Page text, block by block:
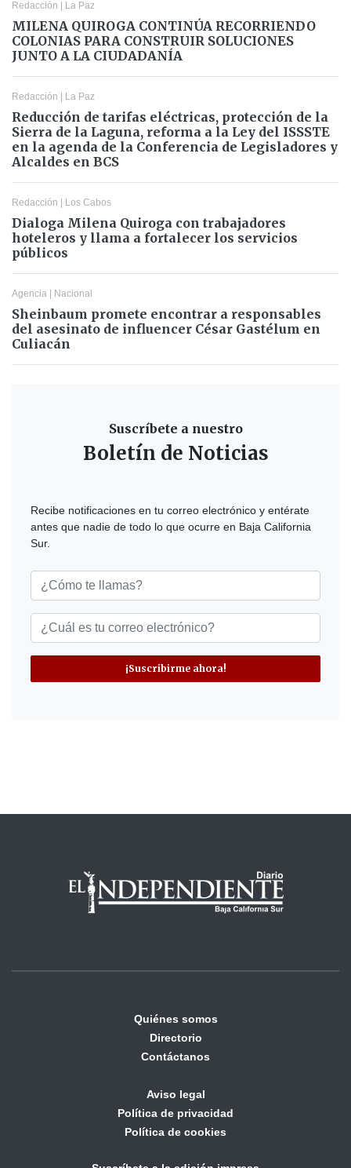
Redacción | La Paz
MILENA QUIROGA CONTINÚA RECORRIENDO
COLONIAS PARA CONSTRUIR SOLUCIONES
JUNTO A LA CIUDADANÍA
Redacción | La Paz
Reducción de tarifas eléctricas, protección de la
Sierra de la Laguna, reforma a la Ley del ISSSTE
en la agenda de la Conferencia de Legisladores y
Alcaldes en BCS
Redacción | Los Cabos
Dialoga Milena Quiroga con trabajadores
hoteleros y llama a fortalecer los servicios
públicos
Agencia | Nacional
Sheinbaum promete encontrar a responsables
del asesinato de influencer César Gastélum en
Culiacán
Suscríbete a nuestro
Boletín de Noticias
Recibe notificaciones en tu correo electrónico y entérate
antes que nadie de todo lo que ocurre en Baja California
Sur.
¡Suscribirme ahora!
Quiénes somos
Directorio
Contáctanos
Aviso legal
Política de privacidad
Política de cookies